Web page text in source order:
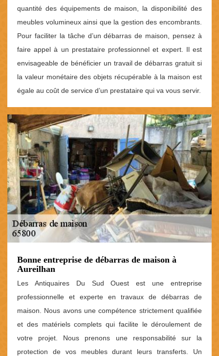
quantité des équipements de maison, la disponibilité des
meubles volumineux ainsi que la gestion des encombrants.
Pour faciliter la tâche d’un débarras de maison, pensez à
faire appel à un prestataire professionnel et expert. Il est
envisageable de bénéficier un travail de débarras gratuit si
la valeur monétaire des objets récupérable à la maison est
égale au coût de service d’un prestataire qui va vous servir.
Bonne entreprise de débarras de maison à
Aureilhan
Les Antiquaires Du Sud Ouest est une entreprise
professionnelle et experte en travaux de débarras de
maison. Nous avons une compétence strictement qualifiée
et des matériels complets qui facilite le déroulement de
votre projet. Nous prenons une responsabilité sur la
protection de vos meubles durant leurs transferts. Un